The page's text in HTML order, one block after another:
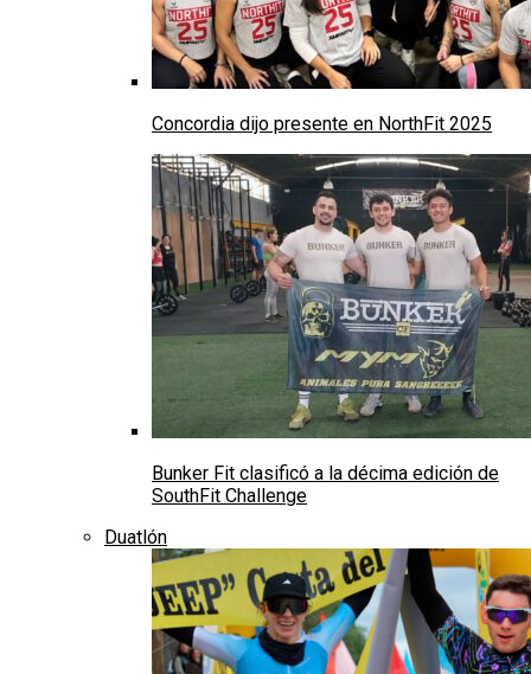
Concordia dijo presente en NorthFit 2025
Bunker Fit clasificó a la décima edición de
SouthFit Challenge
Duatlón